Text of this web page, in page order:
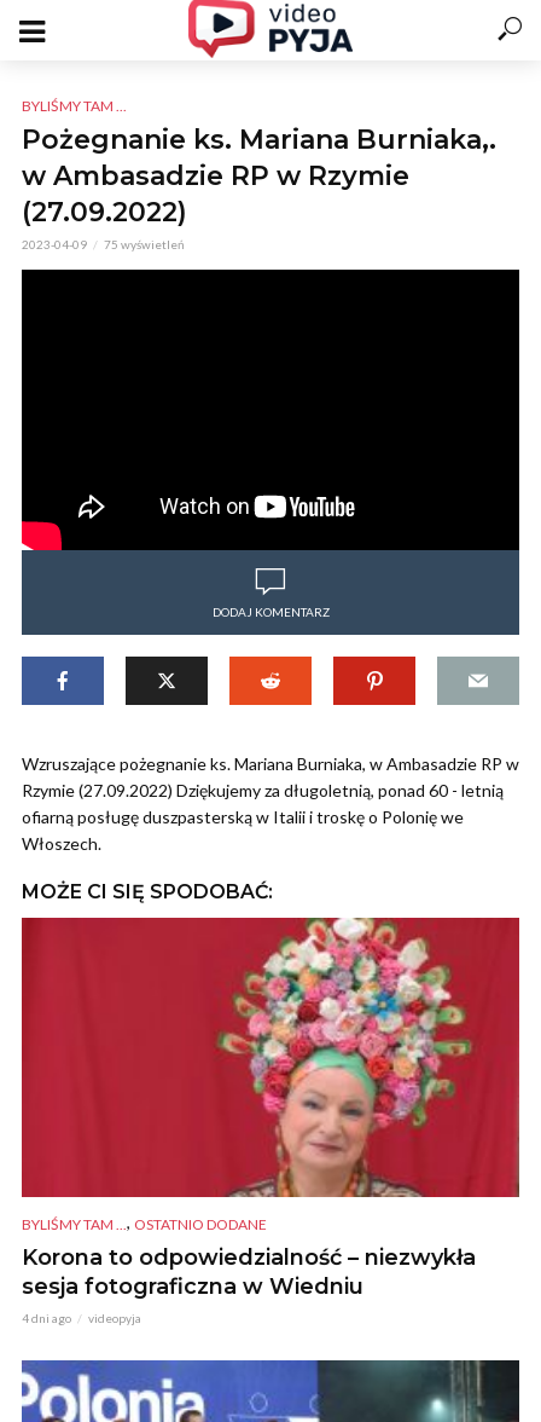
BYLIŚMY TAM ...
Pożegnanie ks. Mariana Burniaka,.
w Ambasadzie RP w Rzymie
(27.09.2022)
2023-04-09 75 wyświetleń
DODAJ KOMENTARZ
Wzruszające pożegnanie ks. Mariana Burniaka, w Ambasadzie RP w
Rzymie (27.09.2022) Dziękujemy za długoletnią, ponad 60 - letnią
ofiarną posługę duszpasterską w Italii i troskę o Polonię we
Włoszech.
MOŻE CI SIĘ SPODOBAĆ:
BYLIŚMY TAM ... , OSTATNIO DODANE
Korona to odpowiedzialność – niezwykła
sesja fotograficzna w Wiedniu
4 dni ago videopyja